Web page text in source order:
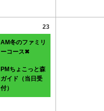
23
AM冬のファミリ
ーコース✖
PMちょこっと森
ガイド（当日受
付）